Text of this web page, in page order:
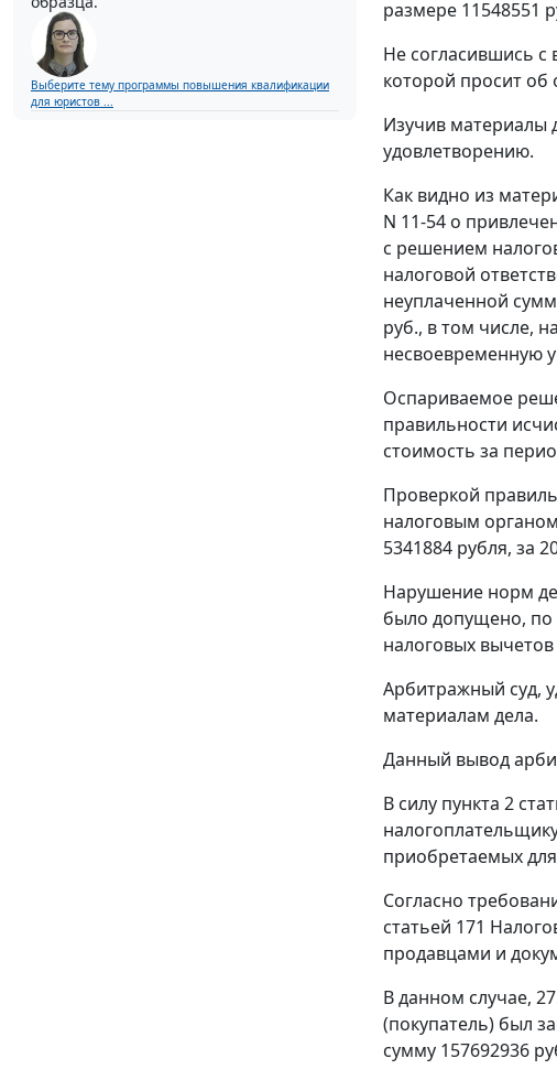
Выберите тему программы повышения квалификации
для юристов ...
размере 11548551
Не согласившись
которой просит
Изучив материалы
удовлетворению.
Как видно из
N 11-54 о
с решением
налоговой
неуплаченной
руб., в том числе,
несвоевременную
Оспариваемое
правильности
стоимость за
Проверкой
налоговым
5341884 рубля, за
Нарушение норм
было допущено, по
налоговых вычетов
Арбитражный суд,
материалам дела.
Данный вывод
В силу пункта 2
приобретаемых
Согласно
статьей 171
продавцами и
В данном случае,
(покупатель) был
сумму 157692936